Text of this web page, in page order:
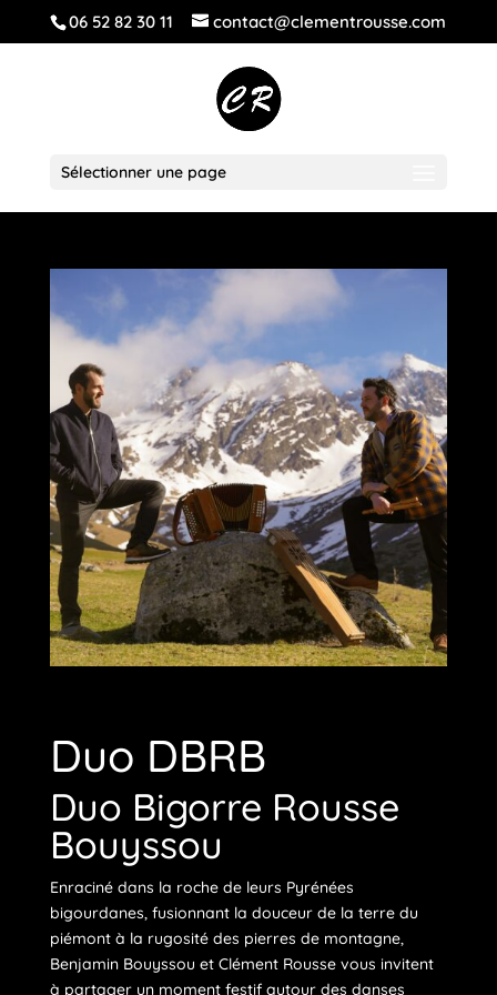
06 52 82 30 11 contact@clementrousse.com
Sélectionner une page
Duo DBRB
Duo Bigorre Rousse
Bouyssou
Enraciné dans la roche de leurs Pyrénées
bigourdanes, fusionnant la douceur de la terre du
piémont à la rugosité des pierres de montagne,
Benjamin Bouyssou et Clément Rousse vous invitent
à partager un moment festif autour des danses